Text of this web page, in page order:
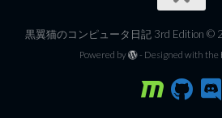
黒翼猫のコンピュータ日記 3rd Edition ©
Powered by - Designed with the